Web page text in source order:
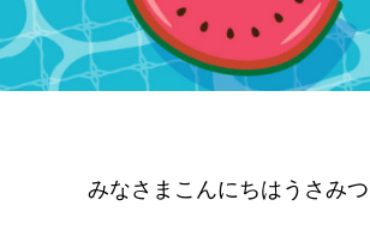
みなさまこんにちはうさみ